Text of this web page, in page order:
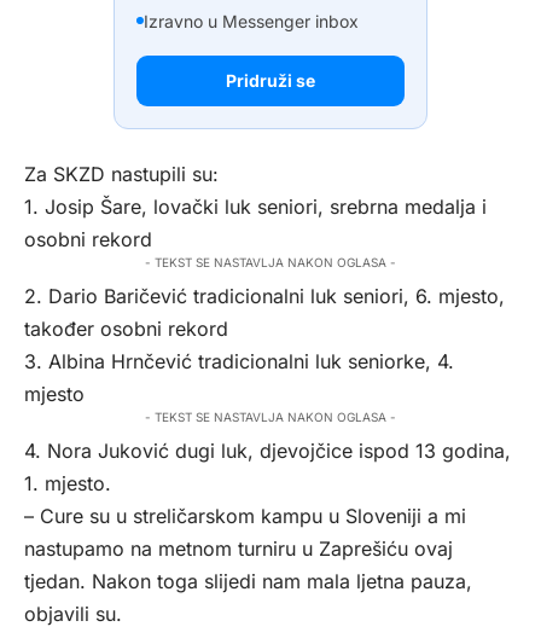
Izravno u Messenger inbox
Pridruži se
Za SKZD nastupili su:
1. Josip Šare, lovački luk seniori, srebrna medalja i
osobni rekord
- TEKST SE NASTAVLJA NAKON OGLASA -
2. Dario Baričević tradicionalni luk seniori, 6. mjesto,
također osobni rekord
3. Albina Hrnčević tradicionalni luk seniorke, 4.
mjesto
- TEKST SE NASTAVLJA NAKON OGLASA -
4. Nora Juković dugi luk, djevojčice ispod 13 godina,
1. mjesto.
– Cure su u streličarskom kampu u Sloveniji a mi
nastupamo na metnom turniru u Zaprešiću ovaj
tjedan. Nakon toga slijedi nam mala ljetna pauza,
objavili su.